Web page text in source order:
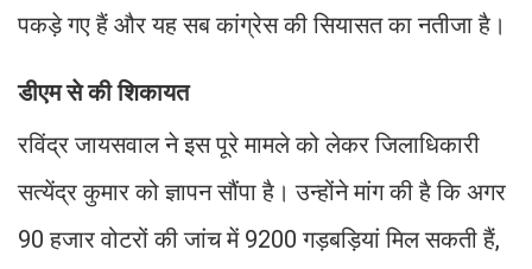
पकड़े गए हैं और यह सब कांग्रेस की सियासत का नतीजा है।
डीएम से की शिकायत
रविंद्र जायसवाल ने इस पूरे मामले को लेकर जिलाधिकारी
सत्येंद्र कुमार को ज्ञापन सौंपा है। उन्होंने मांग की है कि अगर
90 हजार वोटरों की जांच में 9200 गड़बड़ियां मिल सकती हैं,